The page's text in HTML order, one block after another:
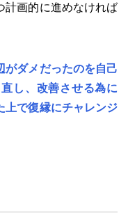
計画的に進めなければ
がダメだったのを自己
し、改善させる為に
上で復縁にチャレンジ